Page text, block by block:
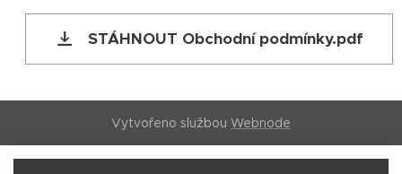
STÁHNOUT Obchodní podmínky.pdf
Vytvořeno službou Webnode